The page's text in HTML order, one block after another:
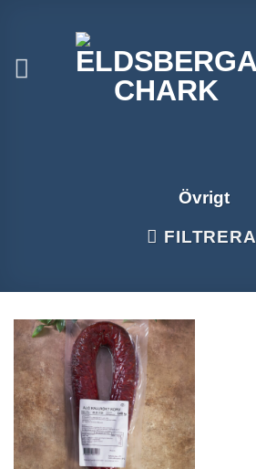
innehåll
Övrigt
FILTRERA